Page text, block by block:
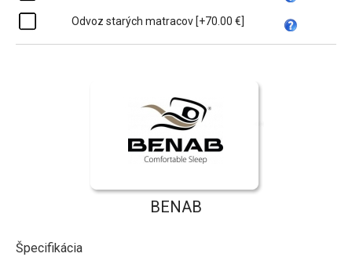
Odvoz starých matracov [+70.00 €]
BENAB
Špecifikácia